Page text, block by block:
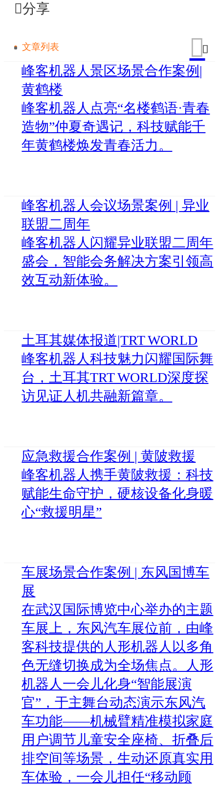
分享
文章列表
峰客机器人景区场景合作案例|
黄鹤楼
峰客机器人点亮“名楼鹤语·青春
造物”仲夏奇遇记，科技赋能千
年黄鹤楼焕发青春活力。
峰客机器人会议场景案例 | 异业
联盟二周年
峰客机器人闪耀异业联盟二周年
盛会，智能会务解决方案引领高
效互动新体验。
土耳其媒体报道|TRT WORLD
峰客机器人科技魅力闪耀国际舞
台，土耳其TRT WORLD深度探
访见证人机共融新篇章。
应急救援合作案例 | 黄陂救援
峰客机器人携手黄陂救援：科技
赋能生命守护，硬核设备化身暖
心“救援明星”
车展场景合作案例 | 东风国博车
展
在武汉国际博览中心举办的主题
车展上，东风汽车展位前，由峰
客科技提供的人形机器人以多角
色无缝切换成为全场焦点。人形
机器人一会儿化身“智能展演
官”，于主舞台动态演示东风汽
车功能——机械臂精准模拟家庭
用户调节儿童安全座椅、折叠后
排空间等场景，生动还原真实用
车体验，一会儿担任“移动顾